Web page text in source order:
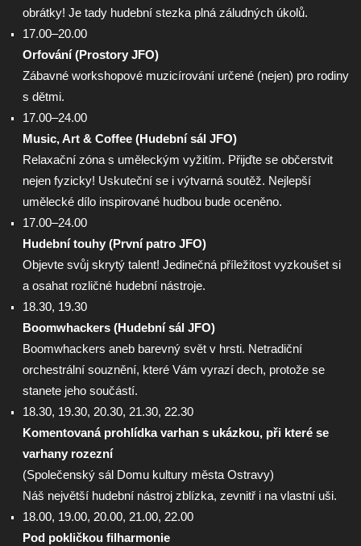
obrátky! Je tady hudební stezka plná záludných úkolů.
17.00–20.00
Orfování (Prostory JFO)
Zábavné workshopové muzicírování určené (nejen) pro rodiny
s dětmi.
17.00–24.00
Music, Art & Coffee (Hudební sál JFO)
Relaxační zóna s uměleckým vyžitím. Přijďte se občerstvit
nejen fyzicky! Uskuteční se i výtvarná soutěž. Nejlepší
umělecké dílo inspirované hudbou bude oceněno.
17.00–24.00
Hudební touhy (První patro JFO)
Objevte svůj skrytý talent! Jedinečná příležitost vyzkoušet si
a osahat rozličné hudební nástroje.
18.30, 19.30
Boomwhackers (Hudební sál JFO)
Boomwhackers aneb barevný svět v hrsti. Netradiční
orchestrální souznění, které Vám vyrazí dech, protože se
stanete jeho součástí.
18.30, 19.30, 20.30, 21.30, 22.30
Komentovaná prohlídka varhan s ukázkou, při které se
varhany rozezní
(Společenský sál Domu kultury města Ostravy)
Náš největší hudební nástroj zblízka, zevnitř i na vlastní uši.
18.00, 19.00, 20.00, 21.00, 22.00
Pod pokličkou filharmonie